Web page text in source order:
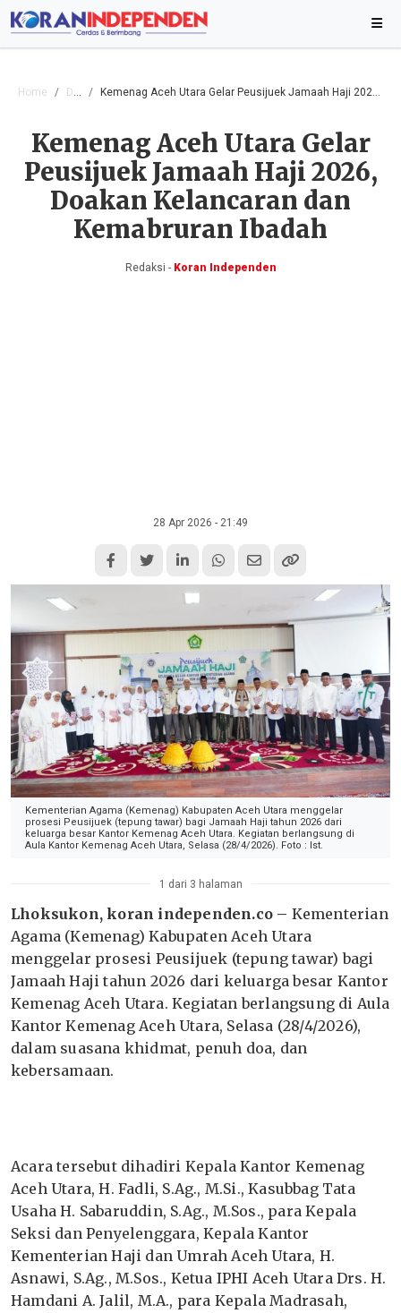
Home Daerah Kemenag Aceh Utara Gelar Peusijuek Jamaah Haji 2026, Doakan Kelancaran dan Kemabruran Ibadah
Kemenag Aceh Utara Gelar
Peusijuek Jamaah Haji 2026,
Doakan Kelancaran dan
Kemabruran Ibadah
Redaksi -Koran Independen
28 Apr 2026 - 21:49
Kementerian Agama (Kemenag) Kabupaten Aceh Utara menggelar
prosesi Peusijuek (tepung tawar) bagi Jamaah Haji tahun 2026 dari
keluarga besar Kantor Kemenag Aceh Utara. Kegiatan berlangsung di
Aula Kantor Kemenag Aceh Utara, Selasa (28/4/2026). Foto : Ist.
1 dari 3 halaman
Lhoksukon, koran independen.co – Kementerian
Agama (Kemenag) Kabupaten Aceh Utara
menggelar prosesi Peusijuek (tepung tawar) bagi
Jamaah Haji tahun 2026 dari keluarga besar Kantor
Kemenag Aceh Utara. Kegiatan berlangsung di Aula
Kantor Kemenag Aceh Utara, Selasa (28/4/2026),
dalam suasana khidmat, penuh doa, dan
kebersamaan.
Acara tersebut dihadiri Kepala Kantor Kemenag
Aceh Utara, H. Fadli, S.Ag., M.Si., Kasubbag Tata
Usaha H. Sabaruddin, S.Ag., M.Sos., para Kepala
Seksi dan Penyelenggara, Kepala Kantor
Kementerian Haji dan Umrah Aceh Utara, H.
Asnawi, S.Ag., M.Sos., Ketua IPHI Aceh Utara Drs. H.
Hamdani A. Jalil, M.A., para Kepala Madrasah,